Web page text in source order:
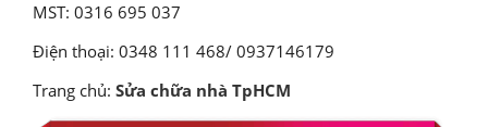
MST: 0316 695 037
Điện thoại: 0348 111 468/ 0937146179
Trang chủ: Sửa chữa nhà TpHCM